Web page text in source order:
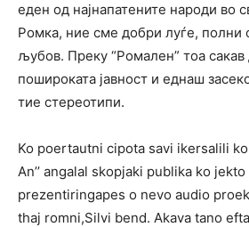
еден од најнапатените народи во
Ромка, ние сме добри луѓе, полни
љубов. Преку “Ромален” тоа
пошироката јавност и еднаш
тие стереотипи.
Ko poertautni cipota savi ikersalili
An’’ angalal skopjaki publika ko
prezentiringapes o nevo audio
thaj romni,Silvi bend. Akava tano